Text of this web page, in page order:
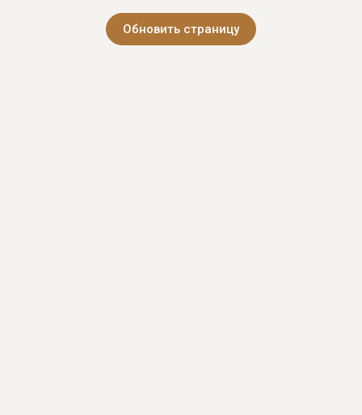
Обновить страницу